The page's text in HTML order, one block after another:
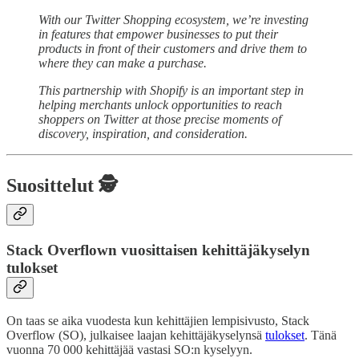
With our Twitter Shopping ecosystem, we’re investing
in features that empower businesses to put their
products in front of their customers and drive them to
where they can make a purchase.
This partnership with Shopify is an important step in
helping merchants unlock opportunities to reach
shoppers on Twitter at those precise moments of
discovery, inspiration, and consideration.
Suosittelut 🕵️
Stack Overflown vuosittaisen kehittäjäkyselyn
tulokset
On taas se aika vuodesta kun kehittäjien lempisivusto, Stack
Overflow (SO), julkaisee laajan kehittäjäkyselynsä tulokset. Tänä
vuonna 70 000 kehittäjää vastasi SO:n kyselyyn.